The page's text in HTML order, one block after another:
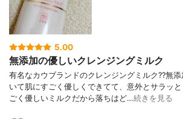
5.00
無添加の優しいクレンジングミルク
有名なカウブランドのクレンジングミルク??無
いて肌にすごく優しくできてて、意外とサラッ
ごく優しいミルクだから落ちはど…続きを見る